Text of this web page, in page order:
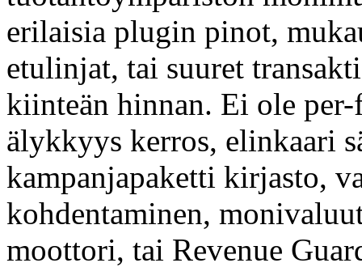
erilaisia plugin pinot,
etulinjat, tai suuret
kiinteän hinnan. Ei ole per-
älykkyys kerros, elinkaari
kampanjapaketti kirjasto,
kohdentaminen,
moottori, tai Revenue